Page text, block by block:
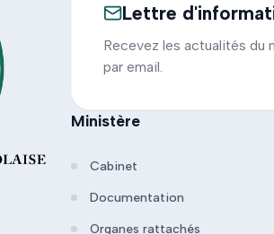
Lettre
Recevez les actualités du
par email.
Ministère
Cabinet
Documentation
Organes rattachés